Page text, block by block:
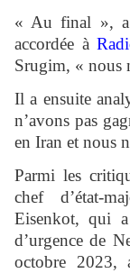
« Au final », a
accordée à
Srugim, « nous
Il a ensuite
n’avons pas
en Iran et nous
Parmi les
chef d’état-
Eisenkot, qui
d’urgence de
octobre 2023,